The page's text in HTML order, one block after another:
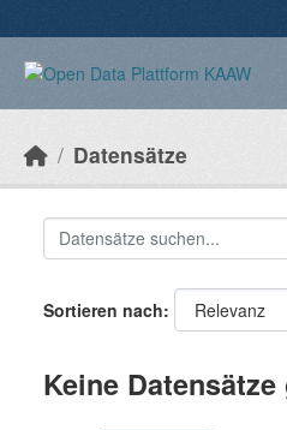
Datensätze
Sortieren nach
Keine